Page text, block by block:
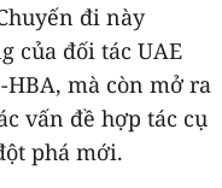
đi này
của đối tác UAE
mà còn mở ra
vấn đề hợp tác cụ
phá mới.